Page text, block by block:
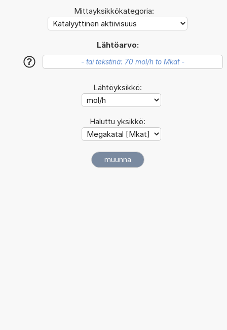
Mittayksikkökategoria:
Lähtöarvo:
?
Lähtöyksikkö:
Haluttu yksikkö: